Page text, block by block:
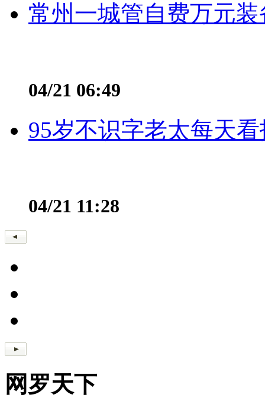
常州一城管自费万元
04/21 06:49
95岁不识字老太每天
04/21 11:28
网罗天下